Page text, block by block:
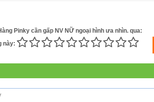
Pinky cần gấp NV NỮ ngoại hình ưa nhìn. qua:
này: